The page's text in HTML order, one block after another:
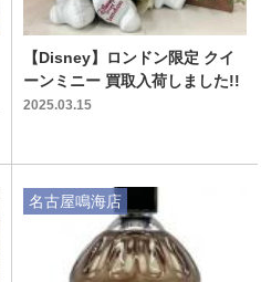
【Disney】ロンドン限定 クイ
ーンミニー 買取入荷しました!!
2025.03.15
名古屋鳴海店